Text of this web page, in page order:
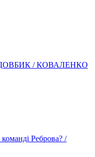
ДОВБИК / КОВАЛЕНКО
Реброва? /